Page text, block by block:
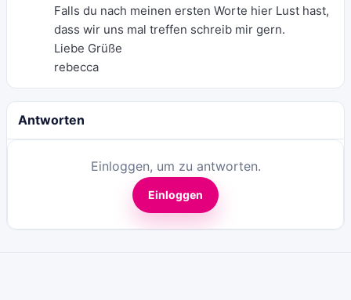
Falls du nach meinen ersten Worte hier Lust hast,
dass wir uns mal treffen schreib mir gern.
Liebe Grüße
rebecca
Antworten
Einloggen, um zu antworten.
Einloggen